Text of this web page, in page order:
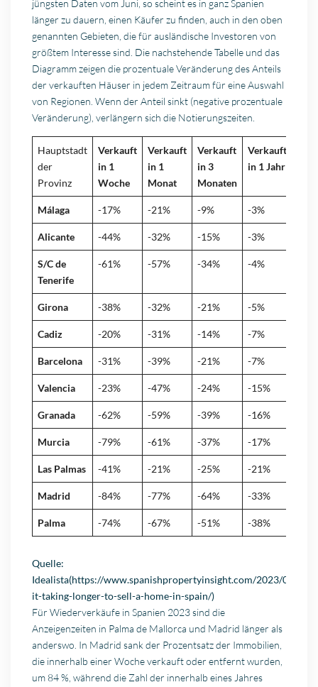
jüngsten Daten vom Juni, so scheint es in ganz Spanien
länger zu dauern, einen Käufer zu finden, auch in den oben
genannten Gebieten, die für ausländische Investoren von
größtem Interesse sind. Die nachstehende Tabelle und das
Diagramm zeigen die prozentuale Veränderung des Anteils
der verkauften Häuser in jedem Zeitraum für eine Auswahl
von Regionen. Wenn der Anteil sinkt (negative prozentuale
Veränderung), verlängern sich die Notierungszeiten.
Hauptstadt
der
Provinz
Verkauft
in 1
Woche
Verkauft
in 1
Monat
Verkauft
in 3
Monaten
Verkauft
in 1 Jahr
Málaga -17% -21% -9% -3%
Alicante -44% -32% -15% -3%
S/C de
Tenerife
-61% -57% -34% -4%
Girona -38% -32% -21% -5%
Cadiz -20% -31% -14% -7%
Barcelona -31% -39% -21% -7%
Valencia -23% -47% -24% -15%
Granada -62% -59% -39% -16%
Murcia -79% -61% -37% -17%
Las Palmas -41% -21% -25% -21%
Madrid -84% -77% -64% -33%
Palma -74% -67% -51% -38%
Quelle:
Idealista(https://www.spanishpropertyinsight.com/2023/07/22/
it-taking-longer-to-sell-a-home-in-spain/)
Für Wiederverkäufe in Spanien 2023 sind die
Anzeigenzeiten in Palma de Mallorca und Madrid länger als
anderswo. In Madrid sank der Prozentsatz der Immobilien,
die innerhalb einer Woche verkauft oder entfernt wurden,
um 84 %, während die Zahl der innerhalb eines Jahres